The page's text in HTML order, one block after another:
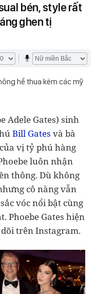
bén, style rất
ghen tị
hề thua kém các mỹ
Adele Gates) sinh
Bill Gates và bà
vị tỷ phú hàng
luôn nhận
thông. Dù không
cô nàng vẫn
vóc nổi bật cùng
Phoebe Gates hiện
trên Instagram.